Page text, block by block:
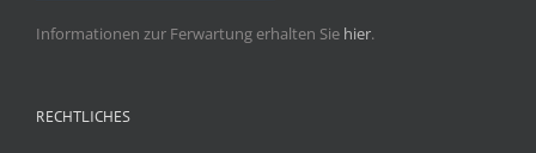
Informationen zur Ferwartung erhalten Sie hier.
RECHTLICHES